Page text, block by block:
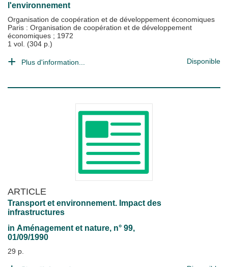
l'environnement
Organisation de coopération et de développement économiques
Paris : Organisation de coopération et de développement
économiques ; 1972
1 vol. (304 p.)
Plus d'information... Disponible
ARTICLE
Transport et environnement. Impact des
infrastructures
in Aménagement et nature, n° 99,
01/09/1990
29 p.